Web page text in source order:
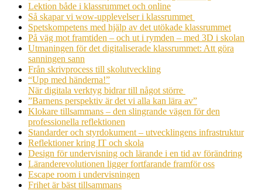
Lektion både i klassrummet och online
Så skapar vi wow-upplevelser i klassrummet
Spetskompetens med hjälp av det utökade klassrummet
På väg mot framtiden – och ut i rymden – med 3D i skolan
Utmaningen för det digitaliserade klassrummet: Att göra
sanningen sann
Från skrivprocess till skolutveckling
“Upp med händerna!”
När digitala verktyg bidrar till något större
”Barnens perspektiv är det vi alla kan lära av”
Klokare tillsammans – den slingrande vägen för den
professionella reflektionen
Standarder och styrdokument – utvecklingens infrastruktur
Reflektioner kring IT och skola
Design för undervisning och lärande i en tid av förändring
Läranderevolutionen ligger fortfarande framför oss
Escape room i undervisningen
Frihet är bäst tillsammans